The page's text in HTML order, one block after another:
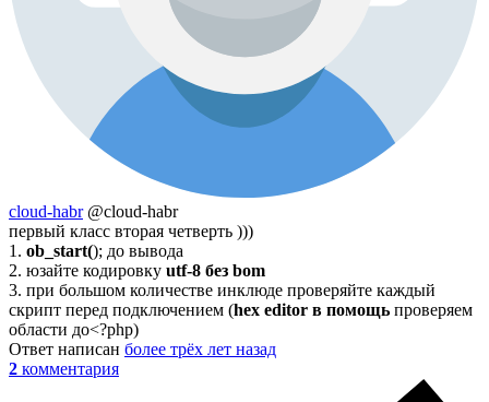
cloud-habr @cloud-habr
первый класс вторая четверть )))
1. ob_start(); до вывода
2. юзайте кодировку utf-8 без bom
3. при большом количестве инклюде проверяйте каждый
скрипт перед подключением (hex editor в помощь проверяем
области до<?php)
Ответ написан более трёх лет назад
2 комментария